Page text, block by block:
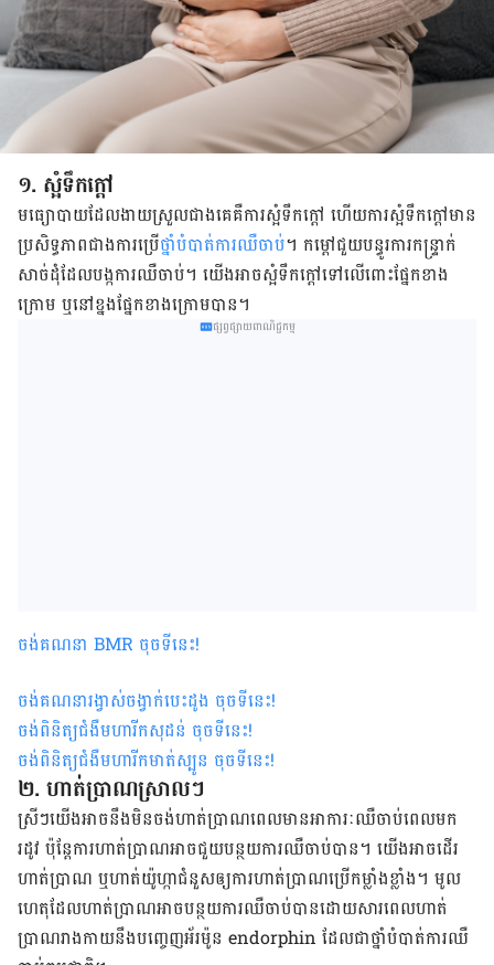
១. ស្អំ​ទឹក​ក្ដៅ
មធ្យោបាយ​ដែល​ងាយ​ស្រួល​ជាង​គេ​គឺ​ការ​ស្អំ​ទឹក​ក្ដៅ ហើយ​ការ​ស្អំ​ទឹក​ក្ដៅ​មាន​
ប្រសិទ្ធភាព​ជាង​ការ​ប្រើ​ថ្នាំ​បំបាត់​ការ​ឈឺចាប់​។ កម្ដៅ​ជួយ​បន្ធូរ​ការ​កន្ទ្រាក់​
សាច់ដុំ​ដែល​បង្ក​ការ​ឈឺចាប់​។ យើង​អាច​ស្អំ​ទឹក​ក្ដៅ​ទៅ​លើ​ពោះ​ផ្នែក​ខាង​
ក្រោម​ ឬ​នៅ​ខ្នង​ផ្នែក​ខាង​ក្រោម​បាន។
ផ្សព្វផ្សាយពាណិជ្ជកម្ម
ចង់គណនា BMR ចុចទីនេះ!
ចង់គណនារង្វាស់ចង្វាក់បេះដូង ចុចទីនេះ!
ចង់ពិនិត្យជំងឺមហារីកសុដន់ ចុចទីនេះ!
ចង់ពិនិត្យជំងឺមហារីកមាត់ស្បូន ចុចទីនេះ!
២. ហាត់ប្រាណ​ស្រាលៗ
ស្រីៗយើង​​អាច​នឹង​មិន​ចង់​ហាត់ប្រាណ​ពេល​មាន​អាការៈ​ឈឺចាប់​ពេល​មក​
រដូវ ប៉ុន្តែ​ការ​ហាត់ប្រាណ​អាច​ជួយ​បន្ថយ​ការ​ឈឺ​ចាប់​បាន។ យើង​អាច​ដើរ​
ហាត់ប្រាណ​ ឬ​ហាត់​យ៉ូហ្កា​ជំនួស​ឲ្យ​ការ​ហាត់ប្រាណ​ប្រើ​កម្លាំង​ខ្លាំង។ មូល
ហេតុ​ដែល​ហាត់ប្រាណ​អាច​បន្ថយ​ការ​ឈឺចាប់​បាន​ដោយសារ​ពេល​ហាត់
ប្រាណ​រាងកាយ​នឹង​បញ្ចេញ​អ័រម៉ូន endorphin ដែល​ជា​ថ្នាំ​បំបាត់​ការ​ឈឺ